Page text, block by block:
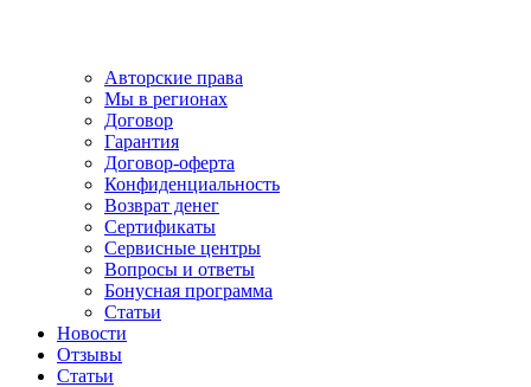
Авторские права
Мы в регионах
Договор
Гарантия
Договор-оферта
Конфиденциальность
Возврат денег
Сертификаты
Сервисные центры
Вопросы и ответы
Бонусная программа
Статьи
Новости
Отзывы
Статьи